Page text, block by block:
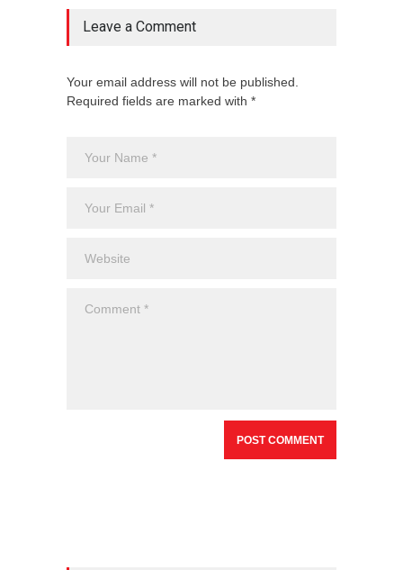
Leave a Comment
Your email address will not be published.
Required fields are marked with *